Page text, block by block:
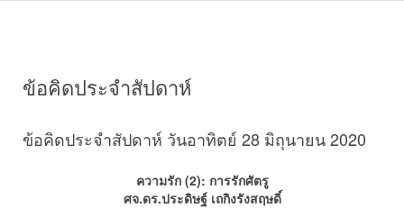
ข้อคิดประจำสัปดาห์
ข้อคิดประจำสัปดาห์ วันอาทิตย์ 28 มิถุนายน 2020
ความรัก (2): การรักศัตรู
ศจ.ดร.ประดิษฐ์ เถกิงรังสฤษดิ์